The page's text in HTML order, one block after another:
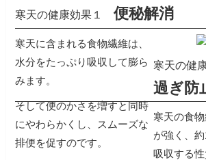
寒天の健康効果１便秘解消
寒天に含まれる食物繊維は、
水分をたっぷり吸収して膨ら
みます。
そして便のかさを増すと同時
にやわらかくし、スムーズな
排便を促すのです。
寒天の健
過ぎ防
寒天の食
が強く、
吸収する